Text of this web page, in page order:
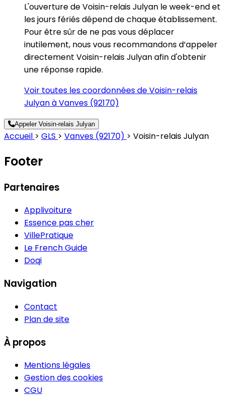
L'ouverture de Voisin-relais Julyan le week-end et
les jours fériés dépend de chaque établissement.
Pour être sûr de ne pas vous déplacer
inutilement, nous vous recommandons d’appeler
directement Voisin-relais Julyan afin d'obtenir
une réponse rapide.
Voir toutes les coordonnées de Voisin-relais
Julyan à Vanves (92170)
Appeler Voisin-relais Julyan
Accueil > GLS > Vanves (92170) > Voisin-relais Julyan
Footer
Partenaires
Applivoiture
Essence pas cher
VillePratique
Le French Guide
Doqi
Navigation
Contact
Plan de site
À propos
Mentions légales
Gestion des cookies
CGU